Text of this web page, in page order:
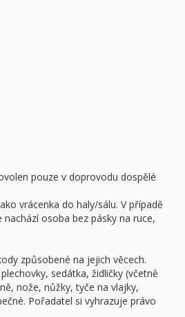
pouze v doprovodu dospělé
vrácenka do haly/sálu. V případě
osoba bez pásky na ruce,
způsobené na jejich věcech.
sedátka, židličky (včetně
nože, nůžky, tyče na vlajky,
Pořadatel si vyhrazuje právo